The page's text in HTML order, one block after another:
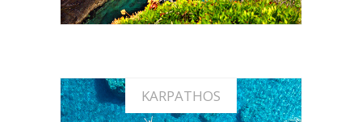
KARPATHOS